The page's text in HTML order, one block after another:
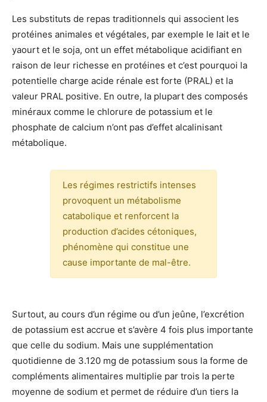
Les substituts de repas traditionnels qui associent les
protéines animales et végétales, par exemple le lait et le
yaourt et le soja, ont un effet métabolique acidifiant en
raison de leur richesse en protéines et c’est pourquoi la
potentielle charge acide rénale est forte (PRAL) et la
valeur PRAL positive. En outre, la plupart des composés
minéraux comme le chlorure de potassium et le
phosphate de calcium n’ont pas d’effet alcalinisant
métabolique.
Les régimes restrictifs intenses
provoquent un métabolisme
catabolique et renforcent la
production d’acides cétoniques,
phénomène qui constitue une
cause importante de mal-être.
Surtout, au cours d’un régime ou d’un jeûne, l’excrétion
de potassium est accrue et s’avère 4 fois plus importante
que celle du sodium. Mais une supplémentation
quotidienne de 3.120 mg de potassium sous la forme de
compléments alimentaires multiplie par trois la perte
moyenne de sodium et permet de réduire d’un tiers la